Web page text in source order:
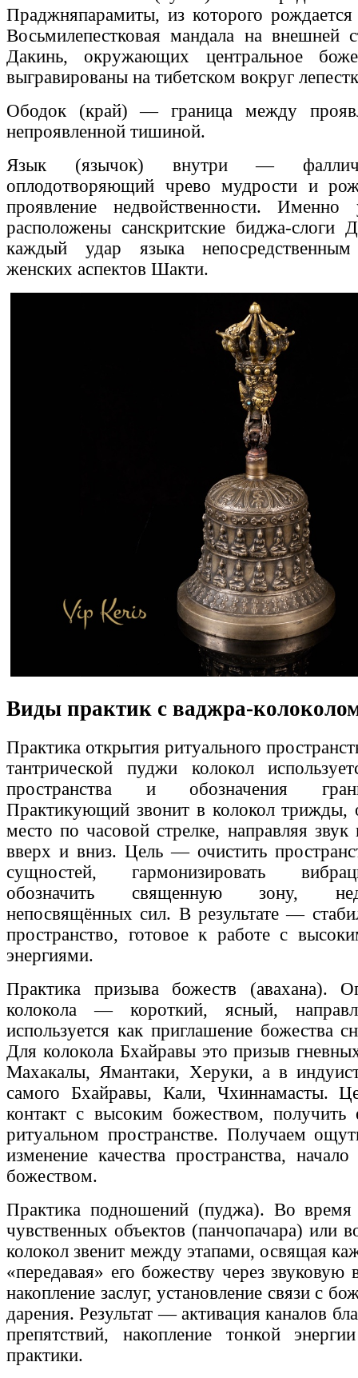
Праджняпарамиты, из которого рождается
Восьмилепестковая мандала на внешней
Дакинь, окружающих центральное
выгравированы на тибетском вокруг
Ободок (край) — граница между
непроявленной тишиной.
Язык (язычок) внутри —
оплодотворяющий чрево мудрости и
проявление недвойственности.
расположены санскритские биджа-слоги
каждый удар языка
женских аспектов Шакти.
Виды практик с ваджра-
Практика открытия ритуального
тантрической пуджи колокол
пространства и обозначения
Практикующий звонит в колокол трижды,
место по часовой стрелке, направляя
вверх и вниз. Цель — очистить
сущностей, гармонизировать
обозначить священную зону,
непосвящённых сил. В результате —
пространство, готовое к работе с
энергиями.
Практика призыва божеств (авахана).
колокола — короткий, ясный,
используется как приглашение божества
Для колокола Бхайравы это призыв
Махакалы, Ямантаки, Херуки, а в
самого Бхайравы, Кали, Чхиннамасты.
контакт с высоким божеством, получить
ритуальном пространстве. Получаем
изменение качества пространства,
божеством.
Практика подношений (пуджа). Во
чувственных объектов (панчопачара) или
колокол звенит между этапами, освящая
«передавая» его божеству через
накопление заслуг, установление связи с
дарения. Результат — активация каналов
препятствий, накопление тонкой
практики.